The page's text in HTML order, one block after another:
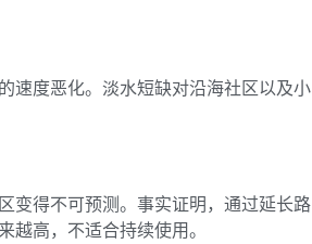
速度恶化。淡水短缺对沿海社区以及小
变得不可预测。事实证明，通过延长路
越高，不适合持续使用。